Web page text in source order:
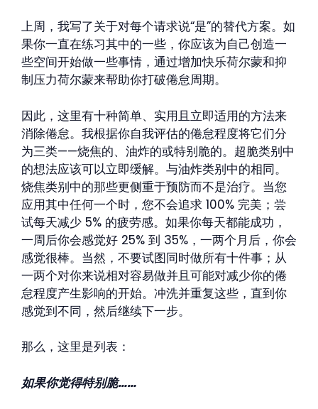
上周，我写了关于对每个请求说“是”的替代方案。如
果你一直在练习其中的一些，你应该为自己创造一
些空间开始做一些事情，通过增加快乐荷尔蒙和抑
制压力荷尔蒙来帮助你打破倦怠周期。
因此，这里有十种简单、实用且立即适用的方法来
消除倦怠。我根据你自我评估的倦怠程度将它们分
为三类——烧焦的、油炸的或特别脆的。超脆类别中
的想法应该可以立即缓解。与油炸类别中的相同。
烧焦类别中的那些更侧重于预防而不是治疗。当您
应用其中任何一个时，您不会追求 100% 完美；尝
试每天减少 5% 的疲劳感。如果你每天都能成功，
一周后你会感觉好 25% 到 35%，一两个月后，你会
感觉很棒。当然，不要试图同时做所有十件事；从
一两个对你来说相对容易做并且可能对减少你的倦
怠程度产生影响的开始。冲洗并重复这些，直到你
感觉到不同，然后继续下一步。
那么，这里是列表：
如果你觉得特别脆……